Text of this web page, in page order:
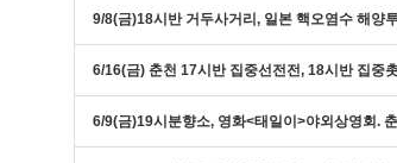
9/8(금)18시반 거두사거리, 일본 핵오염수 해양
6/16(금) 춘천 17시반 집중선전전, 18시반 집중
6/9(금)19시분향소, 영화<태일이>야외상영회.